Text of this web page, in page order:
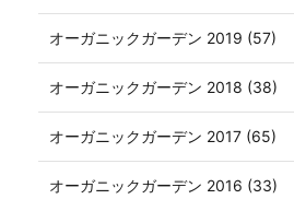
オーガニックガーデン 2019 (57)
オーガニックガーデン 2018 (38)
オーガニックガーデン 2017 (65)
オーガニックガーデン 2016 (33)